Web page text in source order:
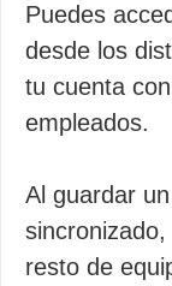
Puedes
desde los
tu cuenta
empleados.
Al guardar
resto de